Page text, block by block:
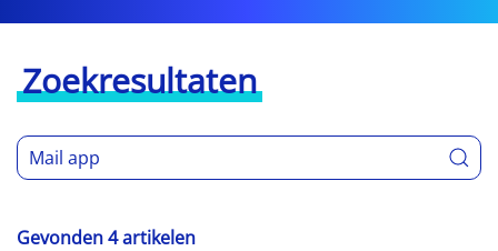
Zoekresultaten
Gevonden 4 artikelen